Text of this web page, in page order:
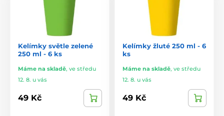
Kelímky světle zelené
250 ml - 6 ks
Máme na skladě, ve středu
12. 8. u vás
49 Kč
Kelímky žluté 250 ml - 6
ks
Máme na skladě, ve středu
12. 8. u vás
49 Kč